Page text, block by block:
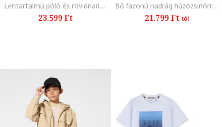
Lentartalmú póló és rövidnadrág szett, Fehér/Homokbarna
23.599 Ft
Bő fazonú nadrág húzózsinórral, Sötétkék
21.799 Ft-tól